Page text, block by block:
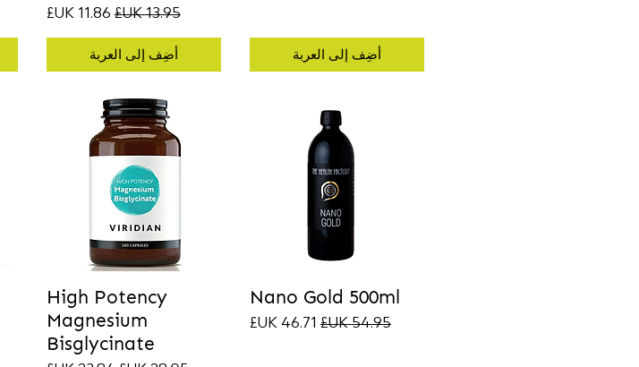
أضِف إلى العربة
سعر عادي‏13.95 UK£ سعر البيع
أضِف إلى العربة
Nano Gold 500ml
سعر عادي‏54.95 UK£ سعر البيع
High Potency
Magnesium
Bisglycinate